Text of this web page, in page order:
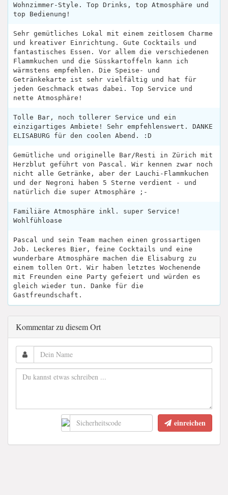
Wohnzimmer-Style. Top Drinks, top Atmosphäre und
top Bedienung!
Sehr gemütliches Lokal mit einem zeitlosem Charme
und kreativer Einrichtung. Gute Cocktails und
fantastisches Essen. Vor allem die verschiedenen
Flammkuchen und die Süsskartoffeln kann ich
wärmstens empfehlen. Die Speise- und
Getränkekarte ist sehr vielfältig und hat für
jeden Geschmack etwas dabei. Top Service und
nette Atmosphäre!
Tolle Bar, noch tollerer Service und ein
einzigartiges Ambiete! Sehr empfehlenswert. DANKE
ELISABURG für den coolen Abend. :D
Gemütliche und originelle Bar/Resti in Zürich mit
Herzblut geführt von Pascal. Wir kennen zwar noch
nicht alle Getränke, aber der Lauchi-Flammkuchen
und der Negroni haben 5 Sterne verdient - und
natürlich die super Atmosphäre ;-
Familiäre Atmosphäre inkl. super Service!
Wohlfühloase
Pascal und sein Team machen einen grossartigen
Job. Leckeres Bier, feine Cocktails und eine
wunderbare Atmosphäre machen die Elisaburg zu
einem tollen Ort. Wir haben letztes Wochenende
mit Freunden eine Party gefeiert und würden es
gleich wieder tun. Danke für die
Gastfreundschaft.
Kommentar zu diesem Ort
einreichen